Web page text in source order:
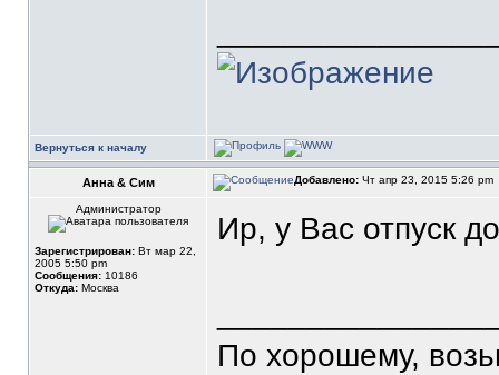
Вернуться к началу
Анна & Сим Добавлено: Чт апр 23, 2015 5:26 pm
Администратор
Зарегистрирован: Вт мар 22,
2005 5:50 pm
Сообщения: 10186
Откуда: Москва
Ир, у Вас отпуск
По хорошему,